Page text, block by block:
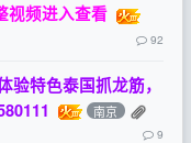
视频进入查看
92
验特色泰国抓龙筋，
南京
9